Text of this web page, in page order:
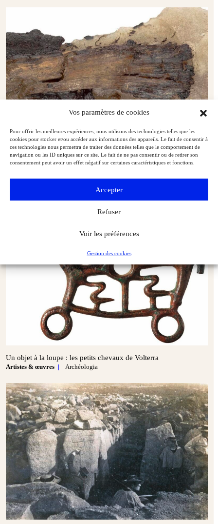
Vos paramètres de cookies
Pour offrir les meilleures expériences, nous utilisons des technologies telles que les
cookies pour stocker et/ou accéder aux informations des appareils. Le fait de consentir à
ces technologies nous permettra de traiter des données telles que le comportement de
navigation ou les ID uniques sur ce site. Le fait de ne pas consentir ou de retirer son
consentement peut avoir un effet négatif sur certaines caractéristiques et fonctions.
Accepter
Refuser
Voir les préférences
Gestion des cookies
Musées & Patrimoine Archéologia
Un objet à la loupe : les petits chevaux de Volterra
Artistes & œuvres Archéologia